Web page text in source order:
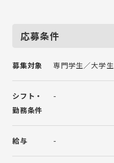
応募条件
募集対象 専門学生／大学生
シフト・
勤務条件
-
給与 -